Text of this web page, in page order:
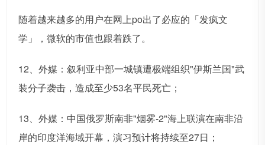
随着越来越多的用户在网上po出了必应的「发疯文
学」，微软的市值也跟着跌了。
12、外媒：叙利亚中部一城镇遭极端组织"伊斯兰国"武
装分子袭击，造成至少53名平民死亡；
13、外媒：中国俄罗斯南非"烟雾-2"海上联演在南非沿
岸的印度洋海域开幕，演习预计将持续至27日；